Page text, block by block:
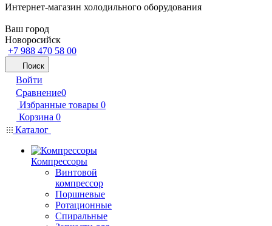
Интернет-магазин холодильного оборудования
Ваш город
Новоросийск
+7 988 470 58 00
Поиск
Войти
Сравнение0
Избранные товары 0
Корзина 0
Каталог
Компрессоры
Винтовой
компрессор
Поршневые
Ротационные
Спиральные